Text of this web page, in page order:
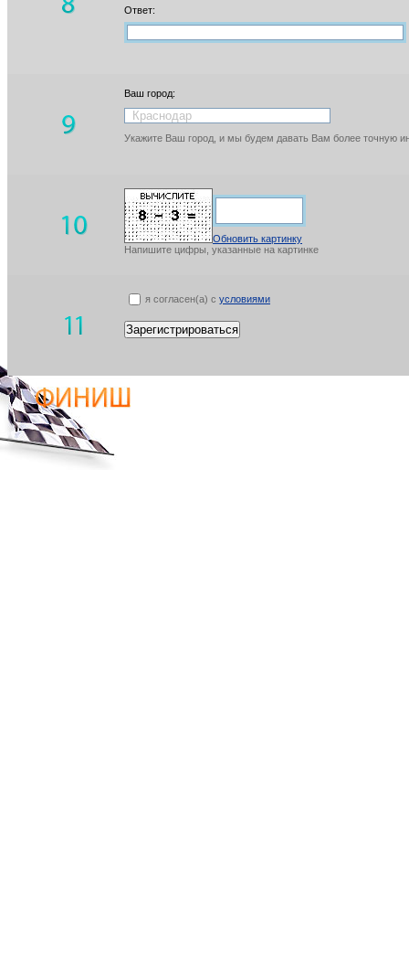
Ответ:
Ваш город:
Укажите Ваш город, и мы будем давать Вам более точную
Обновить картинку
Напишите цифры, указанные на картинке
я согласен(а) с условиями
Зарегистрироваться